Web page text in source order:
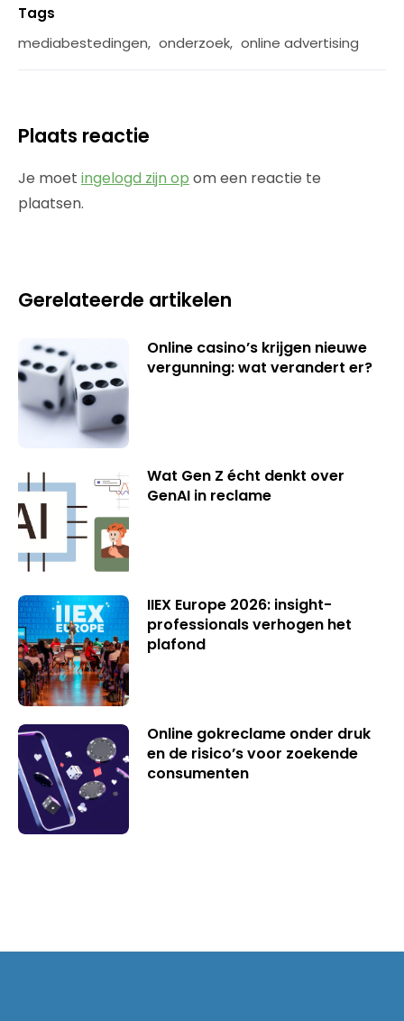
Tags
mediabestedingen, onderzoek, online advertising
Plaats reactie
Je moet ingelogd zijn op om een reactie te
plaatsen.
Gerelateerde artikelen
Online casino’s krijgen nieuwe
vergunning: wat verandert er?
Wat Gen Z écht denkt over
GenAI in reclame
IIEX Europe 2026: insight-
professionals verhogen het
plafond
Online gokreclame onder druk
en de risico’s voor zoekende
consumenten